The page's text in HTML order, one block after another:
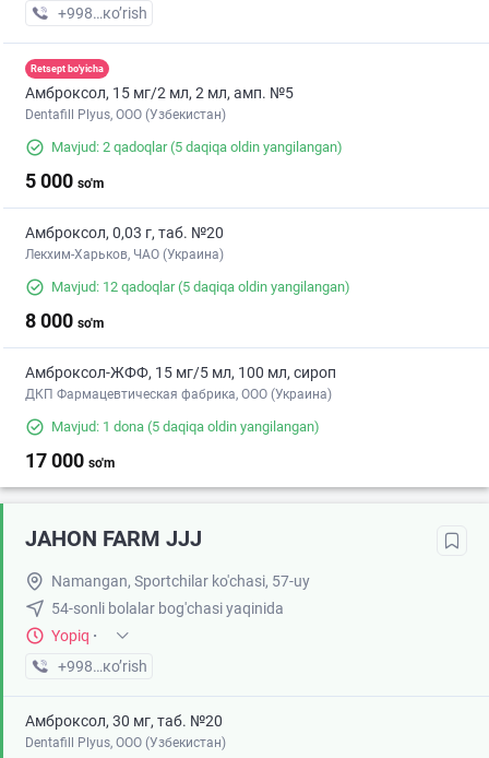
+998 (88) XXX-XX-XX
кo’rish
Retsept bo'yicha
Амброксол, 15 мг/2 мл, 2 мл, амп. №5
Dentafill Plyus, ООО (Узбекистан)
Mavjud: 2 qadoqlar(5 daqiqa oldin yangilangan)
5 000 so'm
Амброксол, 0,03 г, таб. №20
Лекхим-Харьков, ЧАО (Украина)
Mavjud: 12 qadoqlar(5 daqiqa oldin yangilangan)
8 000 so'm
Амброксол-ЖФФ, 15 мг/5 мл, 100 мл, сироп
ДКП Фармацевтическая фабрика, ООО (Украина)
Mavjud: 1 dona (5 daqiqa oldin yangilangan)
17 000 so'm
JAHON FARM JJJ
Namangan, Sportchilar ko'chasi, 57-uy
54-sonli bolalar bog'chasi yaqinida
Yopiq ·
+998 (91) XXX-XX-XX
кo’rish
Амброксол, 30 мг, таб. №20
Dentafill Plyus, ООО (Узбекистан)